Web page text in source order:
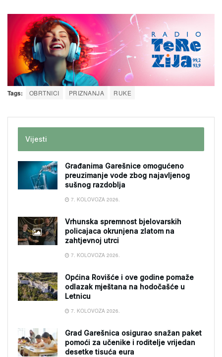
Tags: OBRTNICI PRIZNANJA RUKE
Vijesti
Građanima Garešnice omogućeno
preuzimanje vode zbog najavljenog
sušnog razdoblja
7. KOLOVOZA 2026.
Vrhunska spremnost bjelovarskih
policajaca okrunjena zlatom na
zahtjevnoj utrci
7. KOLOVOZA 2026.
Općina Rovišće i ove godine pomaže
odlazak mještana na hodočašće u
Letnicu
7. KOLOVOZA 2026.
Grad Garešnica osigurao snažan paket
pomoći za učenike i roditelje vrijedan
desetke tisuća eura